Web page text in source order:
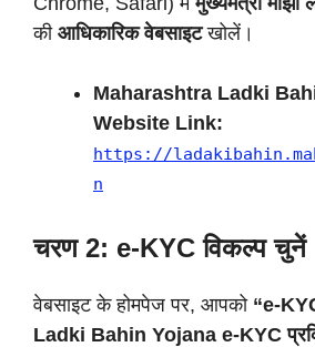
की आधिकारिक वेबसाइटखोलें।
Maharashtra Ladki
Website Link:
https://
n
चरण 2: e-KYC विकल्प चुनें
वेबसाइट के होमपेज पर, आपको “e-
Ladki Bahin Yojana e-KYC